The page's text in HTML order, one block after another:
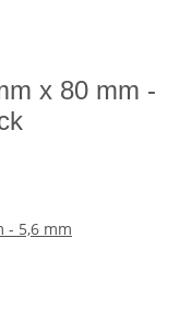
x 80 mm -
- 5,6 mm